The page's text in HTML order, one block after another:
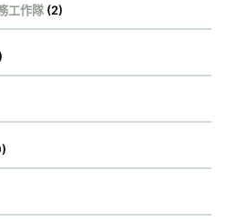
工作隊 (2)